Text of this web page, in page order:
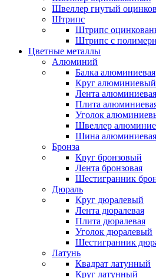
Швеллер гнутый
Штрипс
Штрипс
Штрипс с
Цветные металлы
Алюминий
Балка алюминиевая
Круг алюминиевый
Лента алюминиевая
Плита
Уголок
Швеллер
Шина алюминиевая
Бронза
Круг бронзовый
Лента бронзовая
Шестигранник
Дюраль
Круг дюралевый
Лента дюралевая
Плита дюралевая
Уголок дюралевый
Шестигранник
Латунь
Квадрат латунный
Круг латунный